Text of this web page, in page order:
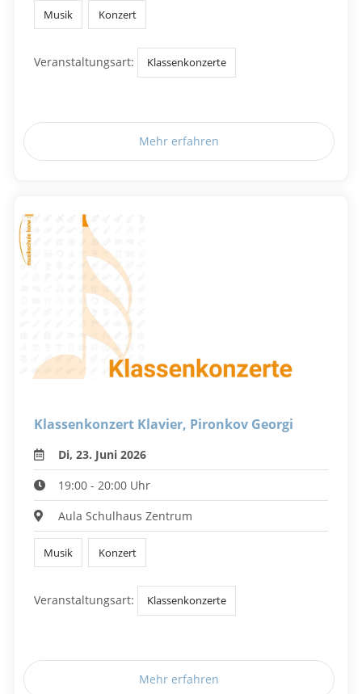
Musik Konzert
Veranstaltungsart: Klassenkonzerte
Mehr erfahren
Klassenkonzert Klavier, Pironkov Georgi
Di, 23. Juni 2026
19:00 - 20:00 Uhr
Aula Schulhaus Zentrum
Musik Konzert
Veranstaltungsart: Klassenkonzerte
Mehr erfahren